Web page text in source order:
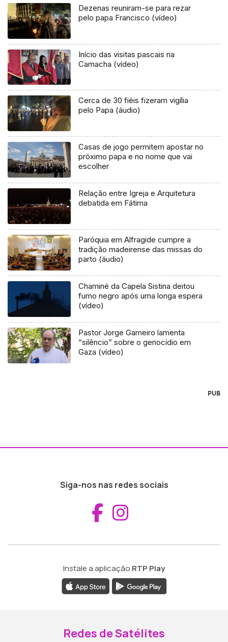
Dezenas reuniram-se para rezar
pelo papa Francisco (vídeo)
Início das visitas pascais na
Camacha (vídeo)
Cerca de 30 fiéis fizeram vigília
pelo Papa (áudio)
Casas de jogo permitem apostar no
próximo papa e no nome que vai
escolher
Relação entre Igreja e Arquitetura
debatida em Fátima
Paróquia em Alfragide cumpre a
tradição madeirense das missas do
parto (áudio)
Chaminé da Capela Sistina deitou
fumo negro após uma longa espera
(vídeo)
Pastor Jorge Gameiro lamenta
“silêncio” sobre o genocídio em
Gaza (vídeo)
PUB
Siga-nos nas redes sociais
Aceder ao
Instale a aplicação RTP Play
Redes de Satélites